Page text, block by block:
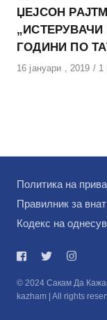
ЏЕЈСОН
„ИСТЕРУВАЧИ
ГОДИНИ ПО
Објавено
16 јануари , 2019 1
Политика на
Правилник за
Кодекс на
© 2024 Сакам Да
kazham | All rights